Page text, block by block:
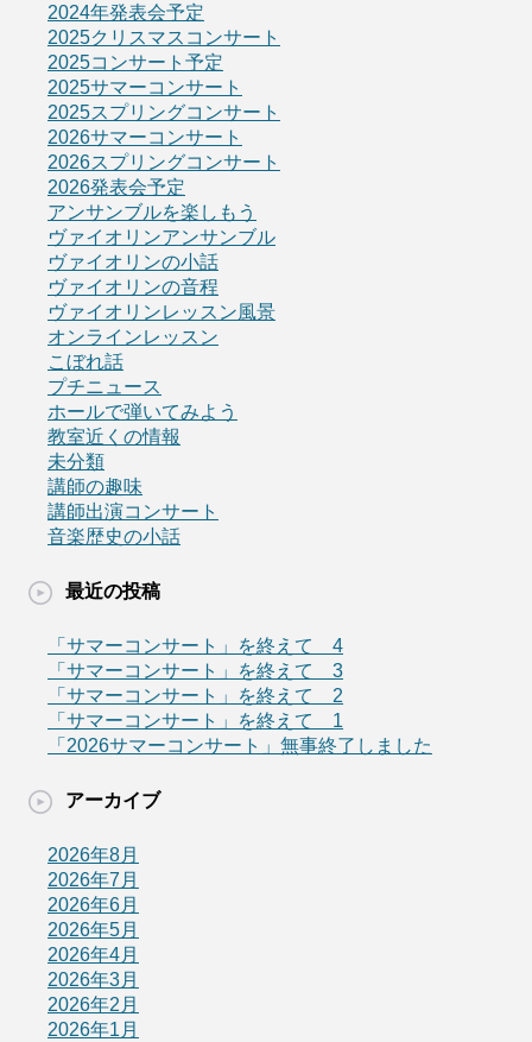
2024年発表会予定
2025クリスマスコンサート
2025コンサート予定
2025サマーコンサート
2025スプリングコンサート
2026サマーコンサート
2026スプリングコンサート
2026発表会予定
アンサンブルを楽しもう
ヴァイオリンアンサンブル
ヴァイオリンの小話
ヴァイオリンの音程
ヴァイオリンレッスン風景
オンラインレッスン
こぼれ話
プチニュース
ホールで弾いてみよう
教室近くの情報
未分類
講師の趣味
講師出演コンサート
音楽歴史の小話
最近の投稿
「サマーコンサート」を終えて 4
「サマーコンサート」を終えて 3
「サマーコンサート」を終えて 2
「サマーコンサート」を終えて 1
「2026サマーコンサート」無事終了しました
アーカイブ
2026年8月
2026年7月
2026年6月
2026年5月
2026年4月
2026年3月
2026年2月
2026年1月